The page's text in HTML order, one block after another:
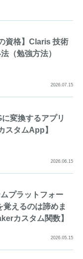
資格】Claris 技術
（勉強方法）
2026.07.15
変換するアプリ
スタムApp】
2026.06.15
ムプラットフォー
覚えるのは諦めま
カスタム関数】
2026.05.15